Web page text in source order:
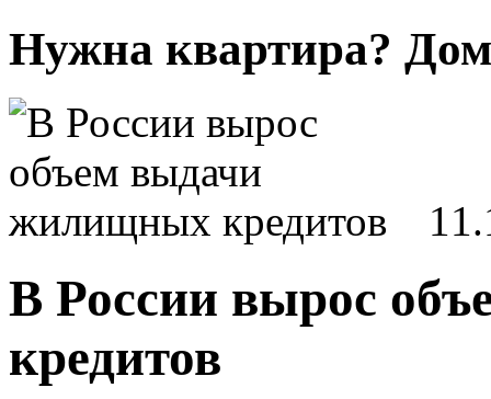
Нужна квартира?
В России вырос
кредитов